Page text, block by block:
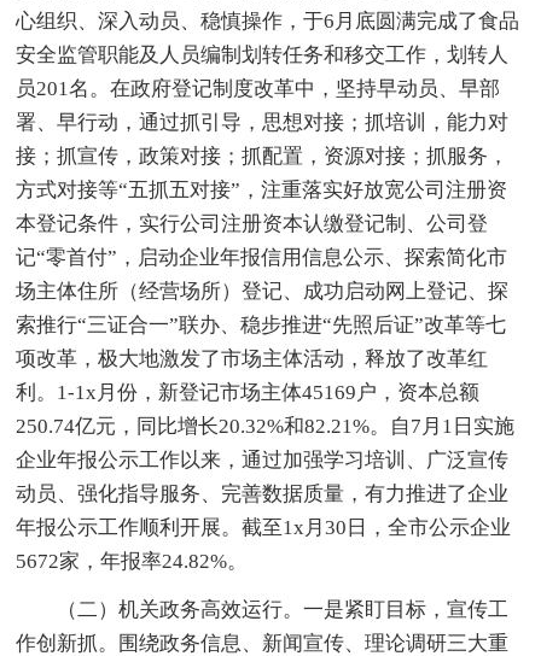
心组织、深入动员、稳慎操作，于6月底圆满完成了食品
安全监管职能及人员编制划转任务和移交工作，划转人
员201名。在政府登记制度改革中，坚持早动员、早部
署、早行动，通过抓引导，思想对接；抓培训，能力对
接；抓宣传，政策对接；抓配置，资源对接；抓服务，
方式对接等“五抓五对接”，注重落实好放宽公司注册资
本登记条件，实行公司注册资本认缴登记制、公司登
记“零首付”，启动企业年报信用信息公示、探索简化市
场主体住所（经营场所）登记、成功启动网上登记、探
索推行“三证合一”联办、稳步推进“先照后证”改革等七
项改革，极大地激发了市场主体活动，释放了改革红
利。1-1x月份，新登记市场主体45169户，资本总额
250.74亿元，同比增长20.32%和82.21%。自7月1日实施
企业年报公示工作以来，通过加强学习培训、广泛宣传
动员、强化指导服务、完善数据质量，有力推进了企业
年报公示工作顺利开展。截至1x月30日，全市公示企业
5672家，年报率24.82%。
（二）机关政务高效运行。一是紧盯目标，宣传工
作创新抓。围绕政务信息、新闻宣传、理论调研三大重